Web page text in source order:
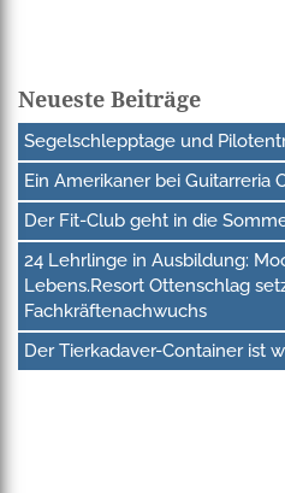
Neueste Beiträge
Segelschlepptage und
Ein Amerikaner bei Guitarreria
Der Fit-Club geht in die
24 Lehrlinge in Ausbildung:
Lebens.Resort Ottenschlag
Fachkräftenachwuchs
Der Tierkadaver-Container ist